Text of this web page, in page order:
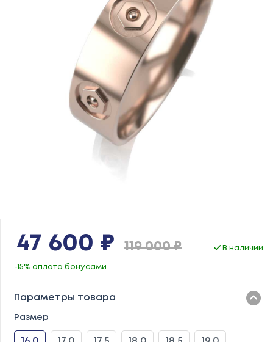
47 600 ₽ 119 000 ₽ В наличии
-15% оплата бонусами
Параметры товара
Размер